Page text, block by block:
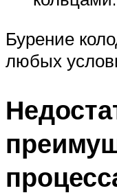
Бурение
любых